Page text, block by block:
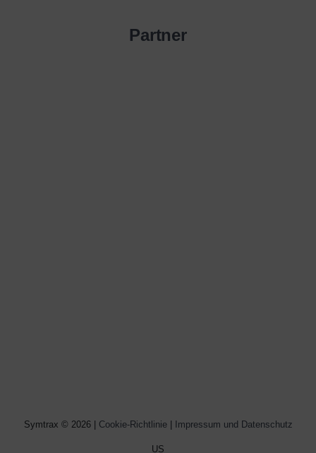
Partner
Symtrax © 2026 | Cookie-Richtlinie| Impressum und Datenschutz
US